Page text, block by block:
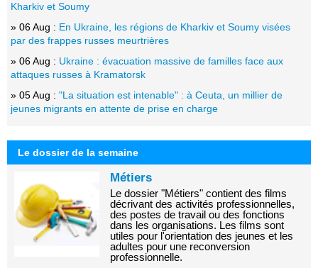
Kharkiv et Soumy
» 06 Aug : En Ukraine, les régions de Kharkiv et Soumy visées
par des frappes russes meurtrières
» 06 Aug : Ukraine : évacuation massive de familles face aux
attaques russes à Kramatorsk
» 05 Aug : "La situation est intenable" : à Ceuta, un millier de
jeunes migrants en attente de prise en charge
Le dossier de la semaine
Métiers
Le dossier "Métiers" contient des films
décrivant des activités professionnelles,
des postes de travail ou des fonctions
dans les organisations. Les films sont
utiles pour l'orientation des jeunes et les
adultes pour une reconversion
professionnelle.